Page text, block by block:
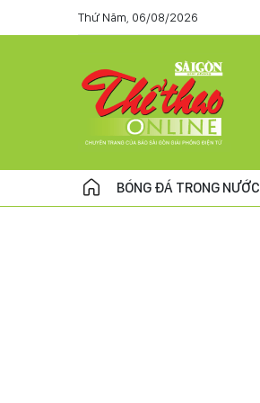
Thứ Năm, 06/08/2026
BÓNG ĐÁ TRONG NƯỚC